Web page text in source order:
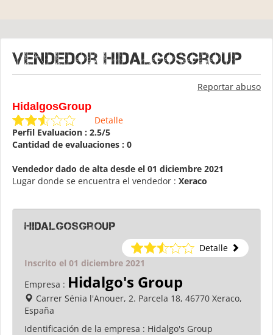
Vendedor HidalgosGroup
Reportar abuso
HidalgosGroup
Detalle
Perfil Evaluacion : 2.5/5
Cantidad de evaluaciones : 0
Vendedor dado de alta desde el 01 diciembre 2021
Lugar donde se encuentra el vendedor : Xeraco
HidalgosGroup
Detalle
Inscrito el 01 diciembre 2021
Empresa : Hidalgo's Group
Carrer Sénia l'Anouer, 2. Parcela 18, 46770 Xeraco,
España
Identificación de la empresa : Hidalgo's Group